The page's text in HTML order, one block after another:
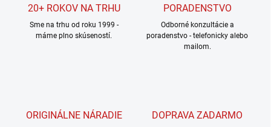
20+ ROKOV NA TRHU
Sme na trhu od roku 1999 -
máme plno skúseností.
PORADENSTVO
Odborné konzultácie a
poradenstvo - telefonicky alebo
mailom.
ORIGINÁLNE NÁRADIE DOPRAVA ZADARMO